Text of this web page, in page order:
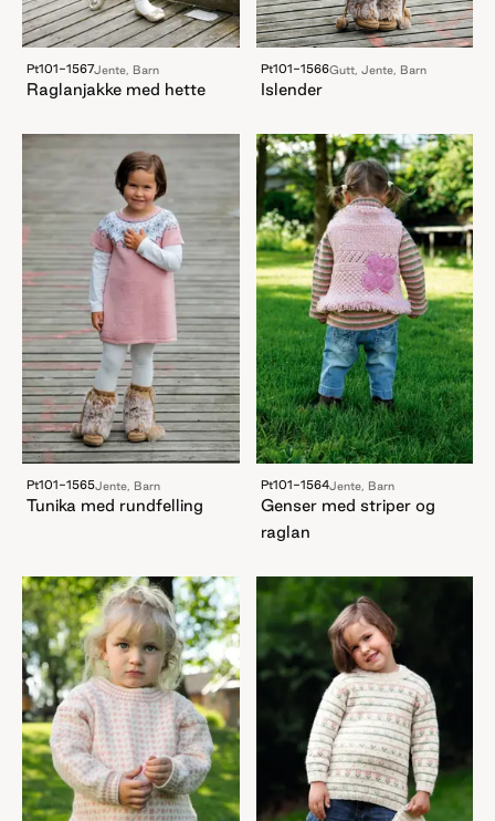
Pt101-1567Jente, Barn
Raglanjakke med hette
Pt101-1566Gutt, Jente, Barn
Islender
Pt101-1565Jente, Barn
Tunika med rundfelling
Pt101-1564Jente, Barn
Genser med striper og
raglan